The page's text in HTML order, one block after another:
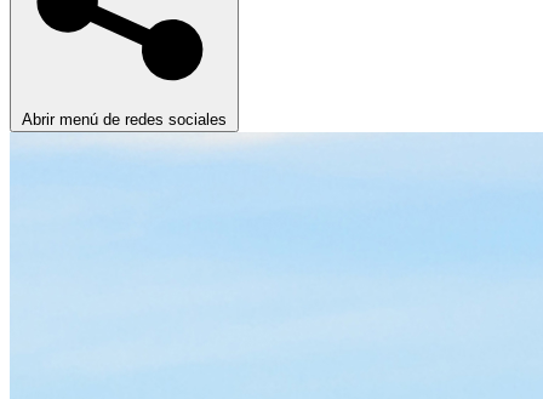
Abrir menú de redes sociales